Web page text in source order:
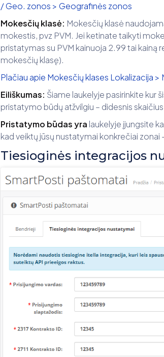
/ Geo. zonos > Geografinės zonos
Mokesčių klasė: Mokesčių klasė
mokestis, pvz PVM. Jei ketinate taikyti
pristatymas su PVM kainuoja 2.99 tai kainą
mokesčių klasę).
Plačiau apie Mokesčių klases Lokalizacija
Eiliškumas: Šiame laukelyje pasirinkite kur
pristatymo būdų atžvilgiu – didesnis
Pristatymo būdas yra laukelyje įjungsite
kad veiktų jūsų nustatymai konkrečiai
Tiesioginės integracijos